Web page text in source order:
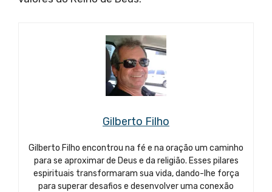
Gilberto Filho
Gilberto Filho encontrou na fé e na oração um caminho
para se aproximar de Deus e da religião. Esses pilares
espirituais transformaram sua vida, dando-lhe força
para superar desafios e desenvolver uma conexão